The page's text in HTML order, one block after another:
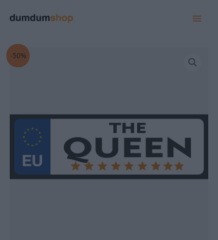
-50%